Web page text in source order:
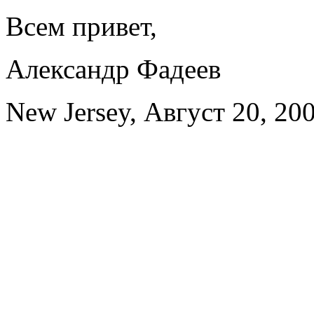
Всем привет,
Александр Фадеев
New Jersey, Август 20,